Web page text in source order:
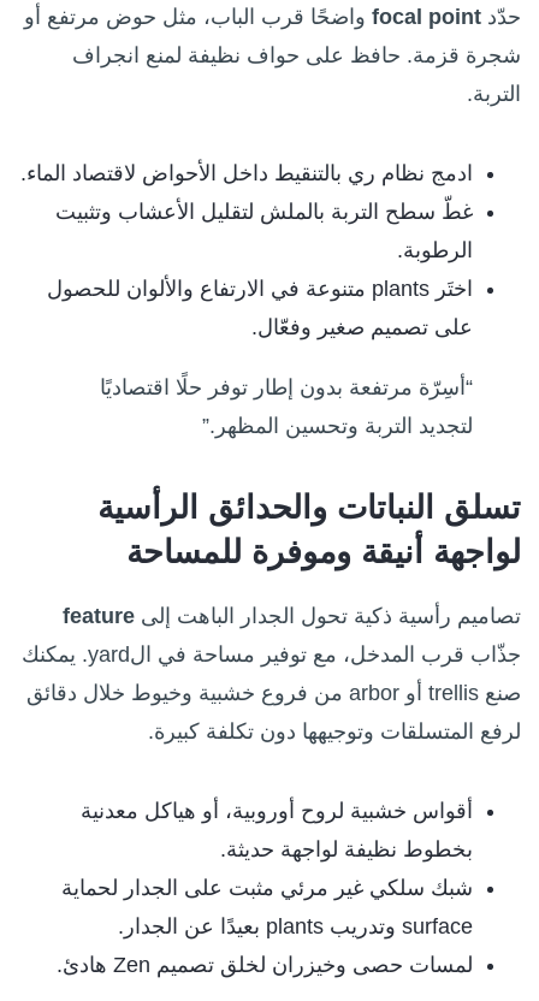
حدّد focal point واضحًا قرب الباب، مثل حوض مرتفع أو
شجرة قزمة. حافظ على حواف نظيفة لمنع انجراف
التربة.
ادمج نظام ري بالتنقيط داخل الأحواض لاقتصاد الماء.
غطّ سطح التربة بالملش لتقليل الأعشاب وتثبيت
الرطوبة.
اختَر plants متنوعة في الارتفاع والألوان للحصول
على تصميم صغير وفعّال.
“أسِرّة مرتفعة بدون إطار توفر حلًا اقتصاديًا
لتجديد التربة وتحسين المظهر.”
تسلق النباتات والحدائق الرأسية
لواجهة أنيقة وموفرة للمساحة
تصاميم رأسية ذكية تحول الجدار الباهت إلى feature
جذّاب قرب المدخل، مع توفير مساحة في الyard. يمكنك
صنع trellis أو arbor من فروع خشبية وخيوط خلال دقائق
لرفع المتسلقات وتوجيهها دون تكلفة كبيرة.
أقواس خشبية لروح أوروبية، أو هياكل معدنية
بخطوط نظيفة لواجهة حديثة.
شبك سلكي غير مرئي مثبت على الجدار لحماية
surface وتدريب plants بعيدًا عن الجدار.
لمسات حصى وخيزران لخلق تصميم Zen هادئ.